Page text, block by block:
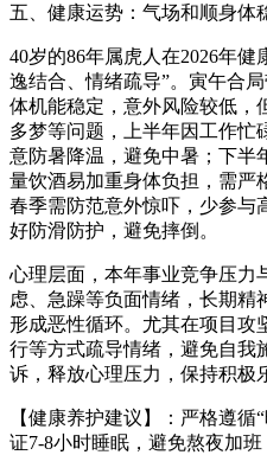
五、健康运势：气场和顺身体
40岁的86年属虎人在2026年
逸结合、情绪疏导”。寅午合
体机能稳定，意外风险较低，
多梦等问题，上半年因工作忙
意防暑降温，避免中暑；下半
量饮酒易加重身体负担，需严
春季需防范意外惊吓，少参与
好防滑防护，避免摔倒。
心理层面，本年事业竞争压力
虑、急躁等负面情绪，长期精
形成恶性循环。尤其在项目攻
行等方式疏导情绪，避免自我
诉，释放心理压力，保持积极
【健康养护建议】：严格遵循
证7-8小时睡眠，避免熬夜加